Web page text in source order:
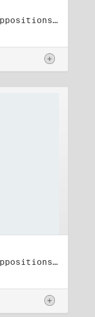
Titel: DDR-Friedens-und Oppositionsbewegung (1)
Titel: DDR-Friedens-und Oppositionsbewegung (2)